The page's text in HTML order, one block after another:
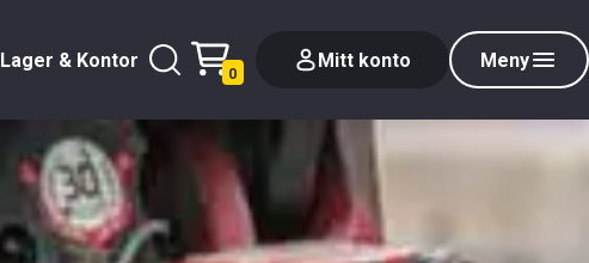
Lager & Kontor
0
Mitt konto Meny